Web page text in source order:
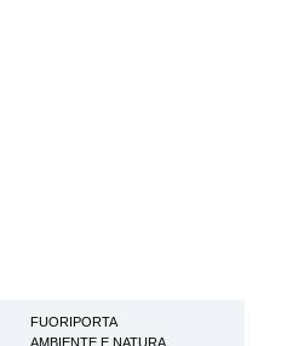
FUORIPORTA
AMBIENTE E NATURA